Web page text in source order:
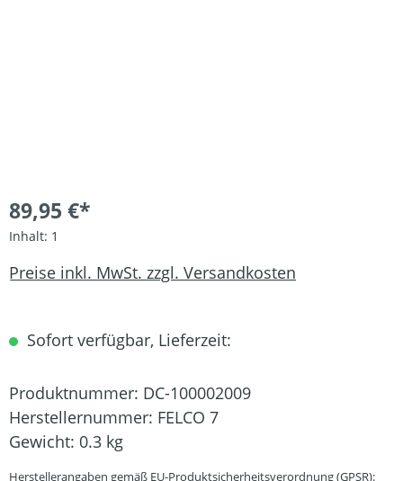
89,95 €*
Inhalt: 1
Preise inkl. MwSt. zzgl. Versandkosten
Sofort verfügbar, Lieferzeit:
Produktnummer: DC-100002009
Herstellernummer: FELCO 7
Gewicht: 0.3 kg
Herstellerangaben gemäß EU-Produktsicherheitsverordnung (GPSR):